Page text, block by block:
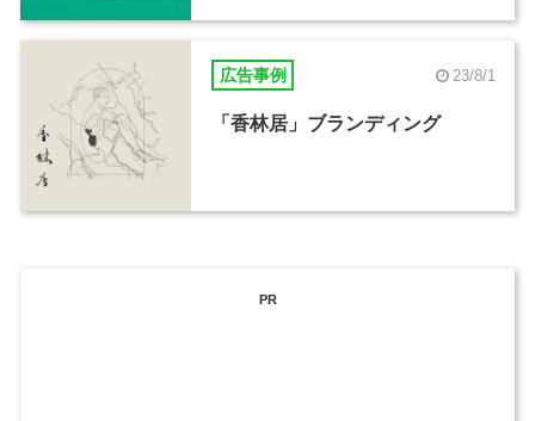
広告事例 23/8/1
「香林居」ブランディング
PR